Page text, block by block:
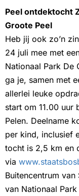
Peel ontdektocht
Groote Peel
Heb jij ook zo’n
24 juli mee met
Nationaal Park De
ga je, samen met
allerlei leuke
start om 11.00 uur
Pelen. Deelname
per kind, inclusief
tocht is 2,5 km en
via
Buitencentrum
van Nationaal